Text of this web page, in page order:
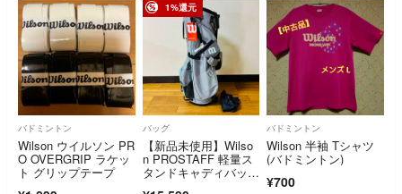
バドミントン
Wilson ウイルソン PR
O OVERGRIP ラケッ
ト グリップテープ
1%還元
バッグ
【新品未使用】Wilso
n PROSTAFF 軽量ス
タンドキャディバッ
バドミントン
Wilson 半袖 Tシャツ
(バドミントン)
¥700